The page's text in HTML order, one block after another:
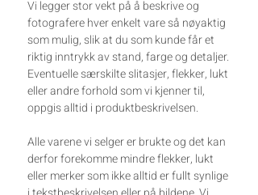
Vi legger stor vekt på å beskrive og
fotografere hver enkelt vare så nøyaktig
som mulig, slik at du som kunde får et
riktig inntrykk av stand, farge og detaljer.
Eventuelle særskilte slitasjer, flekker, lukt
eller andre forhold som vi kjenner til,
oppgis alltid i produktbeskrivelsen.
Alle varene vi selger er brukte og det kan
derfor forekomme mindre flekker, lukt
eller merker som ikke alltid er fullt synlige